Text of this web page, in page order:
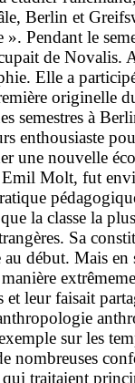
Berlin et
». Pendant le
de Novalis.
Elle a
originelle
semestres à
enthousiaste
une nouvelle
Molt, fut
la classe la
Sa
début. Mais
et leur faisait
sur les
nombreuses
traitaient